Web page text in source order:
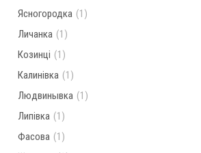
Ясногородка (1)
Личанка (1)
Козинці (1)
Калинівка (1)
Людвинывка (1)
Липівка (1)
Фасова (1)